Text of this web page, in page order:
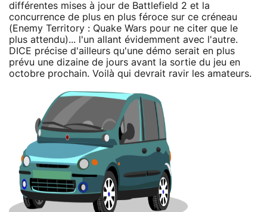
différentes mises à jour de Battlefield 2 et la
concurrence de plus en plus féroce sur ce créneau
(Enemy Territory : Quake Wars pour ne citer que le
plus attendu)... l'un allant évidemment avec l'autre.
DICE précise d'ailleurs qu'une démo serait en plus
prévu une dizaine de jours avant la sortie du jeu en
octobre prochain. Voilà qui devrait ravir les amateurs.